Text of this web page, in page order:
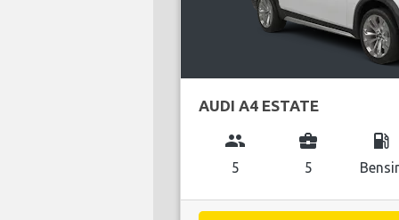
AUDI A4 ESTATE
group
5
business_center
5
local_gas_station